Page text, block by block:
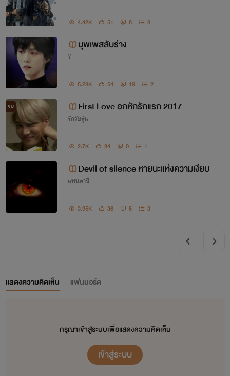
4.42K 51 8 3
บุพเพสลับร่าง
Y
5.23K 54 19 2
จบ First Love อกหักรักแรก 2017
รักวัยรุ่น
2.7K 34 0 1
Devil of silence หายนะแห่งความเงียบ
แฟนตาซี
3.95K 36 5 3
แสดงความคิดเห็น แฟนบอร์ด
กรุณาเข้าสู่ระบบเพื่อแสดงความคิดเห็น
เข้าสู่ระบบ